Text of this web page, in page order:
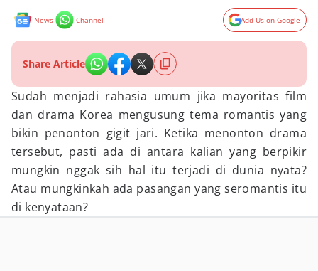
News Channel Add Us on Google
Share Article
Sudah menjadi rahasia umum jika mayoritas film
dan drama Korea mengusung tema romantis yang
bikin penonton gigit jari. Ketika menonton drama
tersebut, pasti ada di antara kalian yang berpikir
mungkin nggak sih hal itu terjadi di dunia nyata?
Atau mungkinkah ada pasangan yang seromantis itu
di kenyataan?